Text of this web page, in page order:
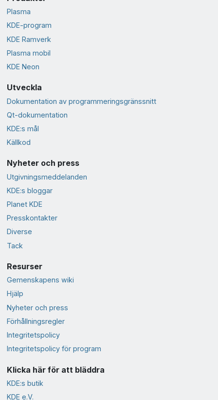
Plasma
KDE-program
KDE Ramverk
Plasma mobil
KDE Neon
Utveckla
Dokumentation av programmeringsgränssnitt
Qt-dokumentation
KDE:s mål
Källkod
Nyheter och press
Utgivningsmeddelanden
KDE:s bloggar
Planet KDE
Presskontakter
Diverse
Tack
Resurser
Gemenskapens wiki
Hjälp
Nyheter och press
Förhållningsregler
Integritetspolicy
Integritetspolicy för program
Klicka här för att bläddra
KDE:s butik
KDE e.V.